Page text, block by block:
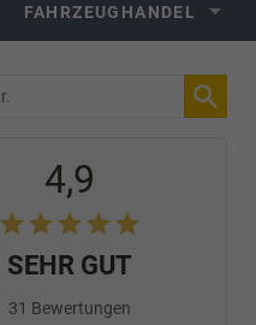
FAHRZEUGHANDEL
4,9
SEHR GUT
31 Bewertungen